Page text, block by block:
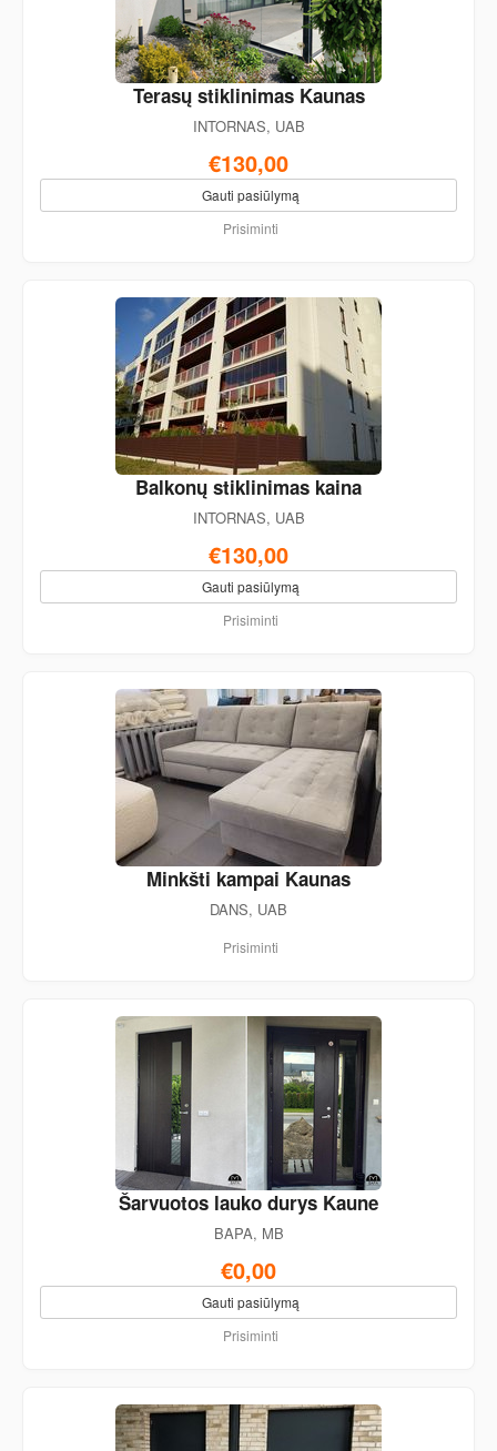
Terasų stiklinimas Kaunas
INTORNAS, UAB
€130,00
Gauti pasiūlymą
Prisiminti
Balkonų stiklinimas kaina
INTORNAS, UAB
€130,00
Gauti pasiūlymą
Prisiminti
Minkšti kampai Kaunas
DANS, UAB
Prisiminti
Šarvuotos lauko durys Kaune
BAPA, MB
€0,00
Gauti pasiūlymą
Prisiminti